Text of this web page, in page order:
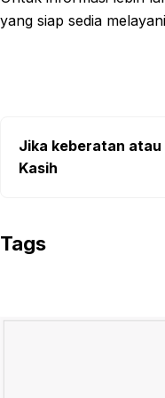
yang siap sedia
Jika keberatan atau
Kasih
Tags